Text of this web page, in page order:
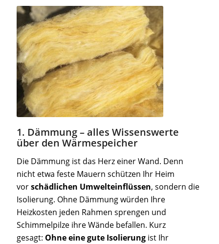
1. Dämmung – alles Wissenswerte
über den Wärmespeicher
Die Dämmung ist das Herz einer Wand. Denn
nicht etwa feste Mauern schützen Ihr Heim
vorschädlichen Umwelteinflüssen, sondern die
Isolierung. Ohne Dämmung würden Ihre
Heizkosten jeden Rahmen sprengen und
Schimmelpilze ihre Wände befallen. Kurz
gesagt: Ohne eine gute Isolierungist Ihr